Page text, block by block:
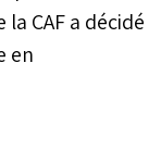
CAF a décidé
en